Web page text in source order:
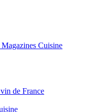
Cuisine
de France